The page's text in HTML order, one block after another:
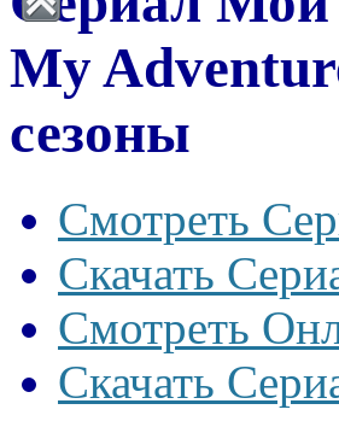
My
сезоны
Смотреть
Скачать
Смотреть
Скачать